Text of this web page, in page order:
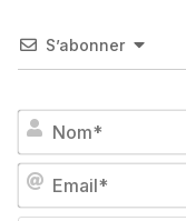
S’abonner